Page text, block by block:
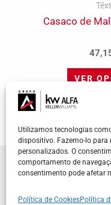
Utilizamos tecnologias
dispositivo. Fazemo-lo para
personalizados. O
comportamento de
consentimento pode afetar
Política de CookiesPolítica
Casaco de
VER